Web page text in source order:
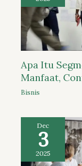
Apa Itu
Manfaat,
Bisnis
Dec
3
2025